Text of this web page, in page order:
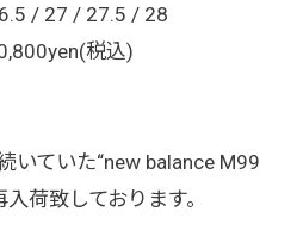
/ 27 / 27.5 / 28
税込)
いていた“new balance M99
荷致しております。